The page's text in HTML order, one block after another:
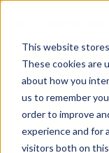
This website
These cookies are
about how you
us to remember
order to improve
experience and for
visitors both on
硬件
滑雪度假区 & 目的地